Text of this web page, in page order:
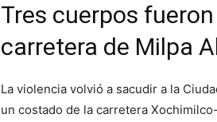
Tres cuerpos
carretera de Milpa
La violencia volvió a sacudir a la
un costado de la carretera